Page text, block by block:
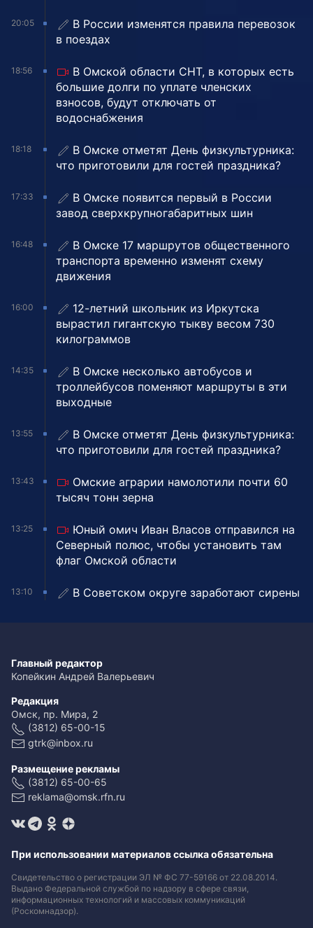
20:05
В России изменятся правила перевозок
в поездах
18:56
В Омской области СНТ, в которых есть
большие долги по уплате членских
взносов, будут отключать от
водоснабжения
18:18
В Омске отметят День физкультурника:
что приготовили для гостей праздника?
17:33
В Омске появится первый в России
завод сверхкрупногабаритных шин
16:48
В Омске 17 маршрутов общественного
транспорта временно изменят схему
движения
16:00
12-летний школьник из Иркутска
вырастил гигантскую тыкву весом 730
килограммов
14:35
В Омске несколько автобусов и
троллейбусов поменяют маршруты в эти
выходные
13:55
В Омске отметят День физкультурника:
что приготовили для гостей праздника?
13:43
Омские аграрии намолотили почти 60
тысяч тонн зерна
13:25
Юный омич Иван Власов отправился на
Северный полюс, чтобы установить там
флаг Омской области
13:10 В Советском округе заработают сирены
Главный редактор
Копейкин Андрей Валерьевич
Редакция
Омск, пр. Мира, 2
(3812) 65-00-15
gtrk@inbox.ru
Размещение рекламы
(3812) 65-00-65
reklama@omsk.rfn.ru
При использовании материалов ссылка обязательна
Свидетельство о регистрации ЭЛ № ФС 77-59166 от 22.08.2014.
Выдано Федеральной службой по надзору в сфере связи,
информационных технологий и массовых коммуникаций
(Роскомнадзор).